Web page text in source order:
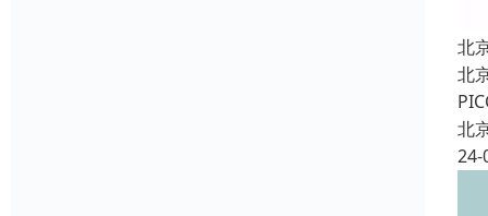
北
北
北
24-